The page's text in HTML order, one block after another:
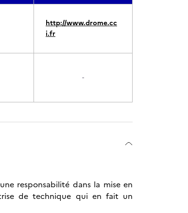
http://www.drome.cc
i.fr
-
responsabilité dans la mise en
de technique qui en fait un